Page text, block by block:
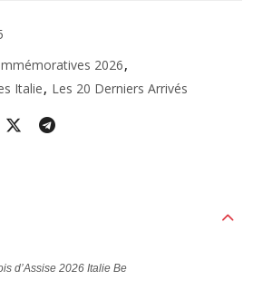
2026,
Italie, Les 20 Derniers Arrivés
d’Assise 2026 Italie Be